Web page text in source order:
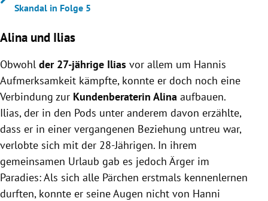
Skandal in Folge 5
Alina und Ilias
Obwohl der 27-jährige Ilias vor allem um Hannis
Aufmerksamkeit kämpfte, konnte er doch noch eine
Verbindung zur Kundenberaterin Alina aufbauen.
Ilias, der in den Pods unter anderem davon erzählte,
dass er in einer vergangenen Beziehung untreu war,
verlobte sich mit der 28-Jährigen. In ihrem
gemeinsamen Urlaub gab es jedoch Ärger im
Paradies: Als sich alle Pärchen erstmals kennenlernen
durften, konnte er seine Augen nicht von Hanni